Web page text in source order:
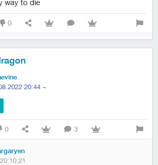
way to die
0
20:44 ~
0 3